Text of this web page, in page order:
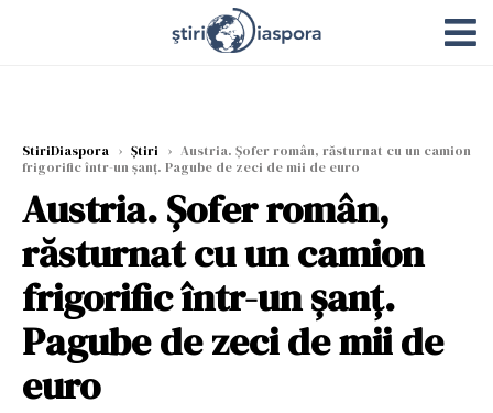
StiriDiaspora › Știri › Austria. Șofer român, răsturnat cu un camion
frigorific într-un șanț. Pagube de zeci de mii de euro
Austria. Șofer român,
răsturnat cu un camion
frigorific într-un șanț.
Pagube de zeci de mii de
euro